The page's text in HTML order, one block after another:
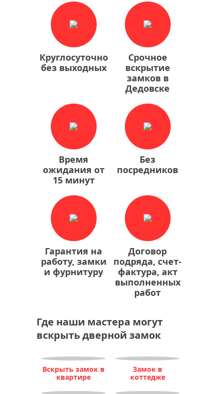
Круглосуточно
без выходных
Срочное
вскрытие
замков в
Дедовске
Время
ожидания от
15 минут
Без
посредников
Гарантия на
работу, замки
и фурнитуру
Договор
подряда, счет-
фактура, акт
выполненных
работ
Где наши мастера могут
вскрыть дверной замок
Вскрыть замок в
квартире
Замок в
коттедже